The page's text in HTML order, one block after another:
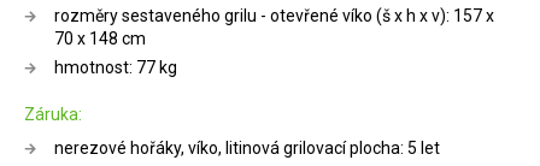
rozměry sestaveného grilu - otevřené víko (š x h x v): 157 x
70 x 148 cm
hmotnost: 77 kg
Záruka:
nerezové hořáky, víko, litinová grilovací plocha: 5 let